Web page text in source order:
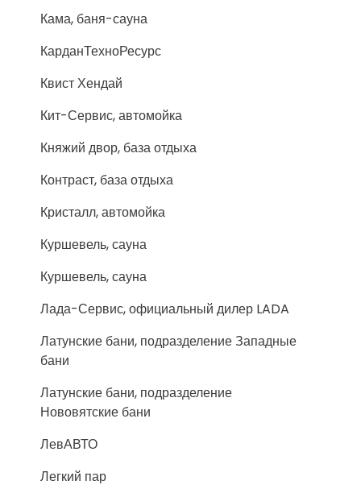
Кама, баня-сауна
КарданТехноРесурс
Квист Хендай
Кит-Сервис, автомойка
Княжий двор, база отдыха
Контраст, база отдыха
Кристалл, автомойка
Куршевель, сауна
Куршевель, сауна
Лада-Сервис, официальный дилер LADA
Латунские бани, подразделение Западные
бани
Латунские бани, подразделение
Нововятские бани
ЛевАВТО
Легкий пар